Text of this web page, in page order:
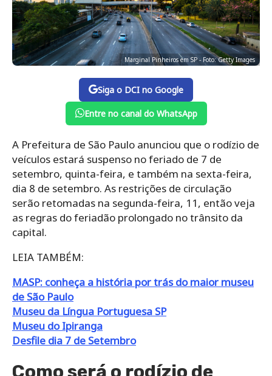
Marginal Pinheiros em SP - Foto: Getty Images
Siga o DCI no Google
Entre no canal do WhatsApp
A Prefeitura de São Paulo anunciou que o rodízio de
veículos estará suspenso no feriado de 7 de
setembro, quinta-feira, e também na sexta-feira,
dia 8 de setembro. As restrições de circulação
serão retomadas na segunda-feira, 11, então veja
as regras do feriadão prolongado no trânsito da
capital.
LEIA TAMBÉM:
MASP: conheça a história por trás do maior museu
de São Paulo
Museu da Língua Portuguesa SP
Museu do Ipiranga
Desfile dia 7 de Setembro